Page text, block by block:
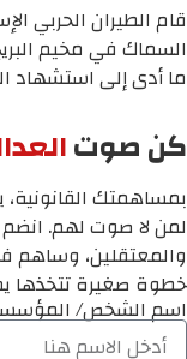
قام الطيران الحربي
السماك في مخيم
ما أدى إلى
كن صوت
بمساهمتك
لمن لا صوت لهم. انضم
والمعتقلين، وساهم
خطوة صغيرة تتخذها
اسم الشخص/